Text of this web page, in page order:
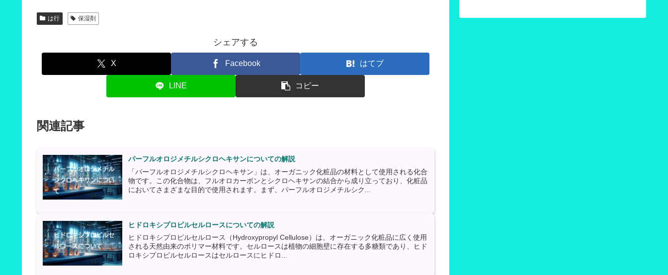
は行 保湿剤
シェアする
X Facebook はてブ
LINE コピー
関連記事
パーフルオロジメチルシクロヘキサンについての解説
「パーフルオロジメチルシクロヘキサン」は、オーガニック化粧品の材料として使用される化合
物です。この化合物は、フルオロカーボンとシクロヘキサンの結合から成り立っており、化粧品
においてさまざまな目的で使用されます。まず、パーフルオロジメチルシク...
ヒドロキシプロピルセルロースについての解説
ヒドロキシプロピルセルロース（Hydroxypropyl Cellulose）は、オーガニック化粧品に広く使用
される天然由来のポリマー材料です。セルロースは植物の細胞壁に存在する多糖類であり、ヒド
ロキシプロピルセルロースはセルロースにヒドロ...